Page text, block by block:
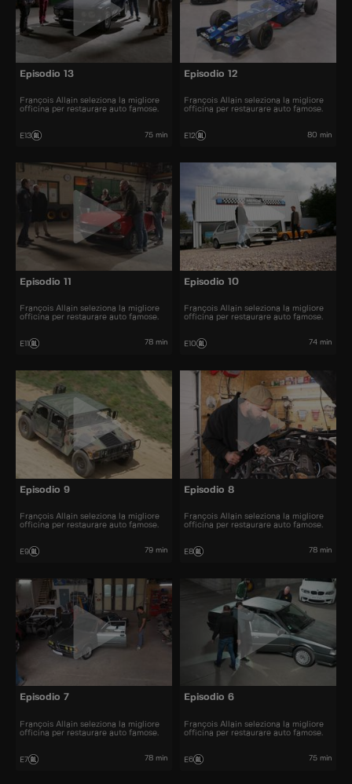
Episodio 13
François Allain seleziona la migliore
officina per restaurare auto famose.
E13 75 min
Episodio 12
François Allain seleziona la migliore
officina per restaurare auto famose.
E12 80 min
Episodio 11
François Allain seleziona la migliore
officina per restaurare auto famose.
E11 78 min
Episodio 10
François Allain seleziona la migliore
officina per restaurare auto famose.
E10 74 min
Episodio 9
François Allain seleziona la migliore
officina per restaurare auto famose.
E9 79 min
Episodio 8
François Allain seleziona la migliore
officina per restaurare auto famose.
E8 78 min
Episodio 7
François Allain seleziona la migliore
officina per restaurare auto famose.
E7 78 min
Episodio 6
François Allain seleziona la migliore
officina per restaurare auto famose.
E6 75 min